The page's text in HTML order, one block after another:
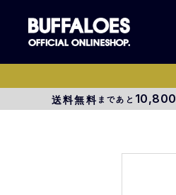
すべてのグッズ
タオル各種
送料無料まであと 10,800